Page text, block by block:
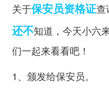
关于保安员资格证查
还不知道，今天小六
们一起来看看吧！
1、颁发给保安员。